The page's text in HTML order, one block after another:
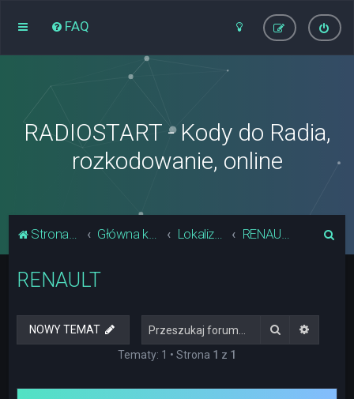
FAQ
RADIOSTART - Kody do Radia,
rozkodowanie, online
Strona główna Główna kategoria forum Lokalizacja Układów Pamięci Radia RENAULT
RENAULT
NOWY TEMAT Szukaj
Tematy: 1 • Strona 1 z 1